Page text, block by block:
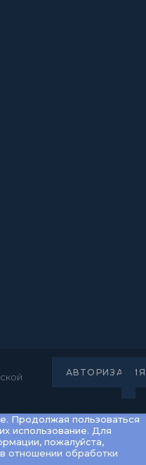
АВТОРИЗАЦИЯ
Продолжая пользоваться
использование. Для
пожалуйста,
отношении обработки